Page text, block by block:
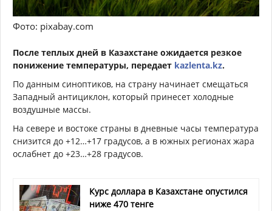
Фото: pixabay.com
После теплых дней в Казахстане ожидается резкое
понижение температуры, передает kazlenta.kz.
По данным синоптиков, на страну начинает смещаться
Западный антициклон, который принесет холодные
воздушные массы.
На севере и востоке страны в дневные часы температура
снизится до +12…+17 градусов, а в южных регионах жара
ослабнет до +23…+28 градусов.
Курс доллара в Казахстане опустился
ниже 470 тенге